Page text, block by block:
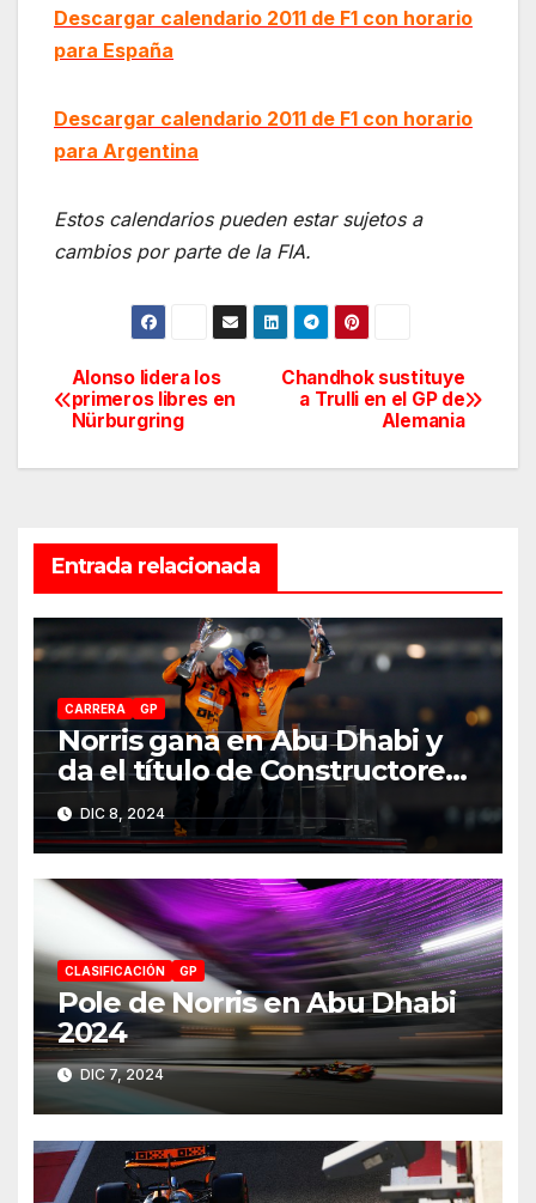
Descargar calendario 2011 de F1 con horario
para España
Descargar calendario 2011 de F1 con horario
para Argentina
Estos calendarios pueden estar sujetos a
cambios por parte de la FIA.
Navegación
de
Chandhok sustituye
a Trulli en el GP de
Alemania
Alonso lidera los
primeros libres en
Nürburgring
Entrada relacionada
CARRERA GP
Norris gana en Abu Dhabi y
da el título de Constructores
2024 a McLaren
DIC 8, 2024
CLASIFICACIÓN GP
Pole de Norris en Abu Dhabi
2024
DIC 7, 2024